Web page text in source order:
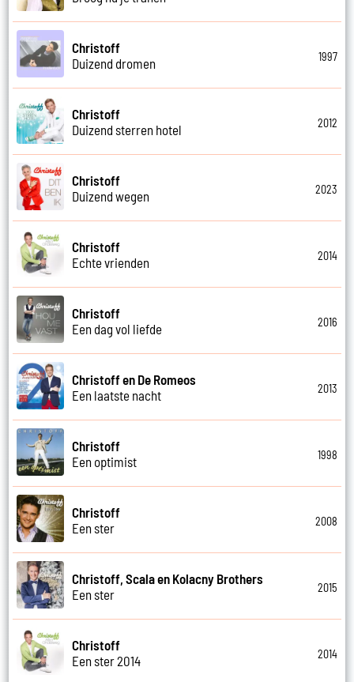
Christoff
Duizend dromen
1997
Christoff
Duizend sterren hotel
2012
Christoff
Duizend wegen
2023
Christoff
Echte vrienden
2014
Christoff
Een dag vol liefde
2016
Christoff en De Romeos
Een laatste nacht
2013
Christoff
Een optimist
1998
Christoff
Een ster
2008
Christoff, Scala en Kolacny Brothers
Een ster
2015
Christoff
Een ster 2014
2014